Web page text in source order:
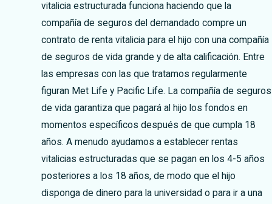
vitalicia estructurada funciona haciendo que la
compañía de seguros del demandado compre un
contrato de renta vitalicia para el hijo con una compañía
de seguros de vida grande y de alta calificación. Entre
las empresas con las que tratamos regularmente
figuran Met Life y Pacific Life. La compañía de seguros
de vida garantiza que pagará al hijo los fondos en
momentos específicos después de que cumpla 18
años. A menudo ayudamos a establecer rentas
vitalicias estructuradas que se pagan en los 4-5 años
posteriores a los 18 años, de modo que el hijo
disponga de dinero para la universidad o para ir a una